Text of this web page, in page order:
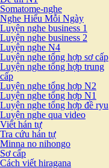
Somatome-nghe
Nghe Hiểu Mỗi Ngày
Luyện nghe business 1
Luyện nghe business 2
Luyện nghe N4
Luyện nghe tổng hợp sơ cấp
Luyện nghe tổng hợp trung
cấp
Luyện nghe tổng hợp N2
Luyện nghe tổng hợp N1
Luyện nghe tổng hợp đề ryu
Luyện nghe qua video
Viết hán tự
Tra cứu hán tự
Minna no nihongo
Sơ cấp
Cách viết hiragana